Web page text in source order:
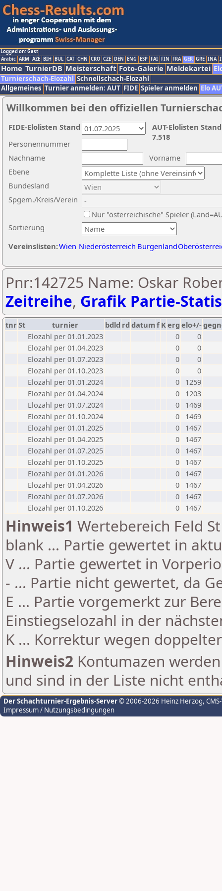
Logged on: Gast
Arabic ARM AZE BIH BUL CAT CHN CRO CZE DEN ENG ESP FAI FIN FRA GER GRE INA
Home TurnierDB Meisterschaft Foto-Galerie Meldekartei
Turnierschach-Elozahl Schnellschach-Elozahl
Allgemeines Turnier anmelden: AUT FIDE Spieler anmelden Elo
Willkommen bei den offiziellen
Nachname
Vorname
Ebene
Sortierung
Personennummer
Bundesland
Spgem./Kreis/Verein
Nur "österreichische" Spieler
Vereinslisten:Wien Niederösterreich Burgenland
AUT-Elolisten
7.518
FIDE-Elolisten Stand
Pnr:142725 Name: Oskar
Zeitreihe, Grafik Partie-
tnrSt turnier bdld rd datumf Kerg elo+/-
Elozahl per 01.01.2023
0
0
Elozahl per 01.04.2023
0
0
Elozahl per 01.07.2023
0
0
Elozahl per 01.10.2023
0
0
Elozahl per 01.01.2024
0
1259
Elozahl per 01.04.2024
0
1203
Elozahl per 01.07.2024
0
1469
Elozahl per 01.10.2024
0
1469
Elozahl per 01.01.2025
0
1467
Elozahl per 01.04.2025
0
1467
Elozahl per 01.07.2025
0
1467
Elozahl per 01.10.2025
0
1467
Elozahl per 01.01.2026
0
1467
Elozahl per 01.04.2026
0
1467
Elozahl per 01.07.2026
0
1467
Elozahl per 01.10.2026
0 1467
Hinweis1 Wertebereich Feld
blank ... Partie gewertet in
V ... Partie gewertet in
- ... Partie nicht gewertet, da
E ... Partie vorgemerkt zur
Einstiegselozahl in der
K ... Korrektur wegen
Hinweis2 Kontumazen
und sind in der Liste nicht
Der Schachturnier-Ergebnis-Server© 2006-2026 Heinz Herzog,
Impressum / Nutzungsbedingungen